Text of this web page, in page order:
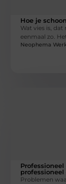
Hoe je
Wat vies is,
eenmaal zo.
Neophema
Problemen